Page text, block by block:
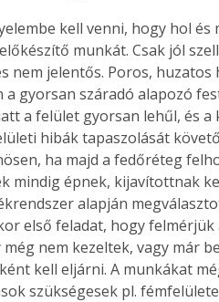
kell venni, hogy hol
munkát. Csak jól
nem jelentős. Poros,
a gyorsan száradó alapozó
a felület gyorsan lehűl, és
hibák tapaszolását
ha majd a fedőréteg
mindig épnek, kijavítottnak
alapján
első feladat, hogy
még nem kezeltek, vagy már
kell eljárni. A munkákat
szükségesek pl.